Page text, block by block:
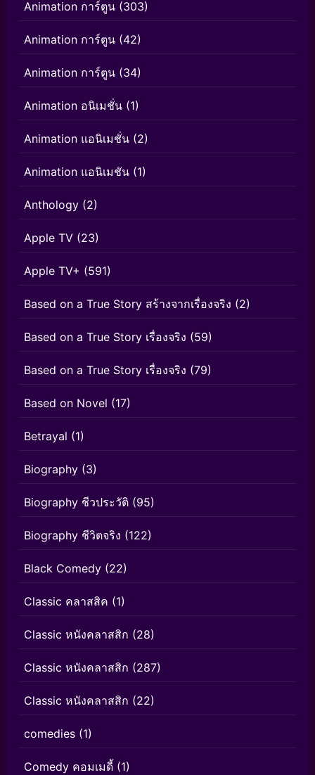
Animation การ์ตูน (303)
Animation การ์ตูน (42)
Animation การ์ตูน (34)
Animation อนิเมชั่น (1)
Animation แอนิเมชั่น (2)
Animation แอนิเมชัน (1)
Anthology (2)
Apple TV (23)
Apple TV+ (591)
Based on a True Story สร้างจากเรื่องจริง (2)
Based on a True Story เรื่องจริง (59)
Based on a True Story เรื่องจริง (79)
Based on Novel (17)
Betrayal (1)
Biography (3)
Biography ชีวประวัติ (95)
Biography ชีวิตจริง (122)
Black Comedy (22)
Classic คลาสสิค (1)
Classic หนังคลาสสิก (28)
Classic หนังคลาสสิก (287)
Classic หนังคลาสสิก (22)
comedies (1)
Comedy คอมเมดี้ (1)